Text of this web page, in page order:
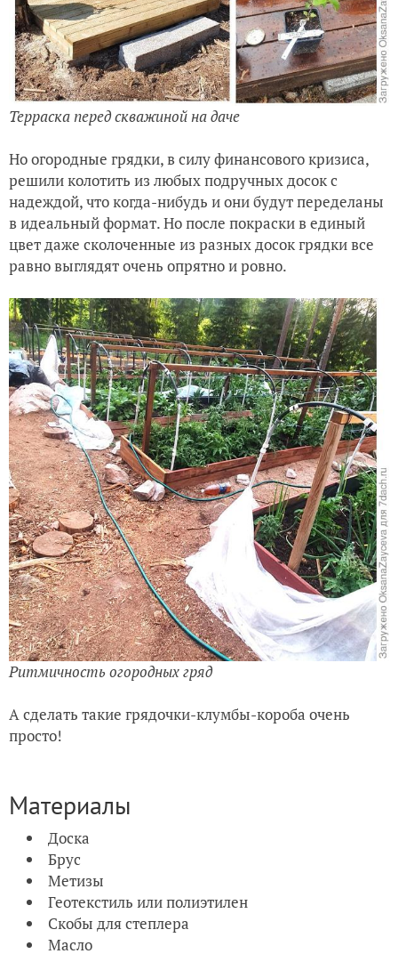
Терраска перед скважиной на даче
Но огородные грядки, в силу финансового кризиса,
решили колотить из любых подручных досок с
надеждой, что когда-нибудь и они будут переделаны
в идеальный формат. Но после покраски в единый
цвет даже сколоченные из разных досок грядки все
равно выглядят очень опрятно и ровно.
Ритмичность огородных гряд
А сделать такие грядочки-клумбы-короба очень
просто!
Материалы
Доска
Брус
Метизы
Геотекстиль или полиэтилен
Скобы для степлера
Масло